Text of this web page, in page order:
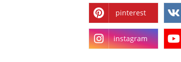
pinterest
instagram